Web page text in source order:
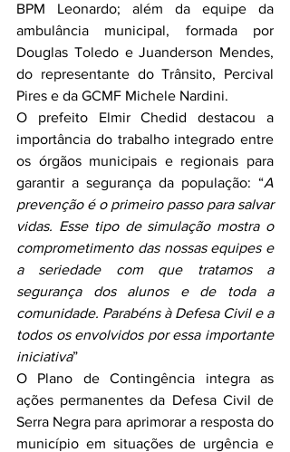
BPM Leonardo; além da equipe da
ambulância municipal, formada por
Douglas Toledo e Juanderson Mendes,
do representante do Trânsito, Percival
Pires e da GCMF Michele Nardini.
O prefeito Elmir Chedid destacou a
importância do trabalho integrado entre
os órgãos municipais e regionais para
garantir a segurança da população: “A
prevenção é o primeiro passo para salvar
vidas. Esse tipo de simulação mostra o
comprometimento das nossas equipes e
a seriedade com que tratamos a
segurança dos alunos e de toda a
comunidade. Parabéns à Defesa Civil e a
todos os envolvidos por essa importante
iniciativa”
O Plano de Contingência integra as
ações permanentes da Defesa Civil de
Serra Negra para aprimorar a resposta do
município em situações de urgência e